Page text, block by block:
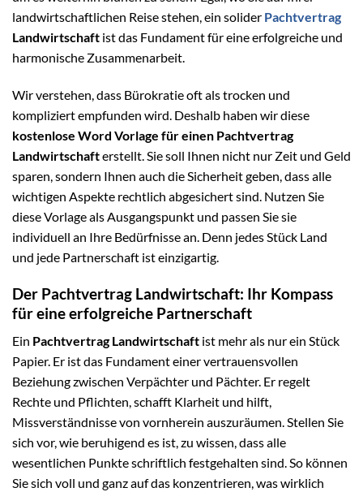
landwirtschaftlichen Reise stehen, ein solider Pachtvertrag
Landwirtschaft ist das Fundament für eine erfolgreiche und
harmonische Zusammenarbeit.
Wir verstehen, dass Bürokratie oft als trocken und
kompliziert empfunden wird. Deshalb haben wir diese
kostenlose Word Vorlage für einen Pachtvertrag
Landwirtschafterstellt. Sie soll Ihnen nicht nur Zeit und Geld
sparen, sondern Ihnen auch die Sicherheit geben, dass alle
wichtigen Aspekte rechtlich abgesichert sind. Nutzen Sie
diese Vorlage als Ausgangspunkt und passen Sie sie
individuell an Ihre Bedürfnisse an. Denn jedes Stück Land
und jede Partnerschaft ist einzigartig.
Der Pachtvertrag Landwirtschaft: Ihr Kompass
für eine erfolgreiche Partnerschaft
Ein Pachtvertrag Landwirtschaft ist mehr als nur ein Stück
Papier. Er ist das Fundament einer vertrauensvollen
Beziehung zwischen Verpächter und Pächter. Er regelt
Rechte und Pflichten, schafft Klarheit und hilft,
Missverständnisse von vornherein auszuräumen. Stellen Sie
sich vor, wie beruhigend es ist, zu wissen, dass alle
wesentlichen Punkte schriftlich festgehalten sind. So können
Sie sich voll und ganz auf das konzentrieren, was wirklich